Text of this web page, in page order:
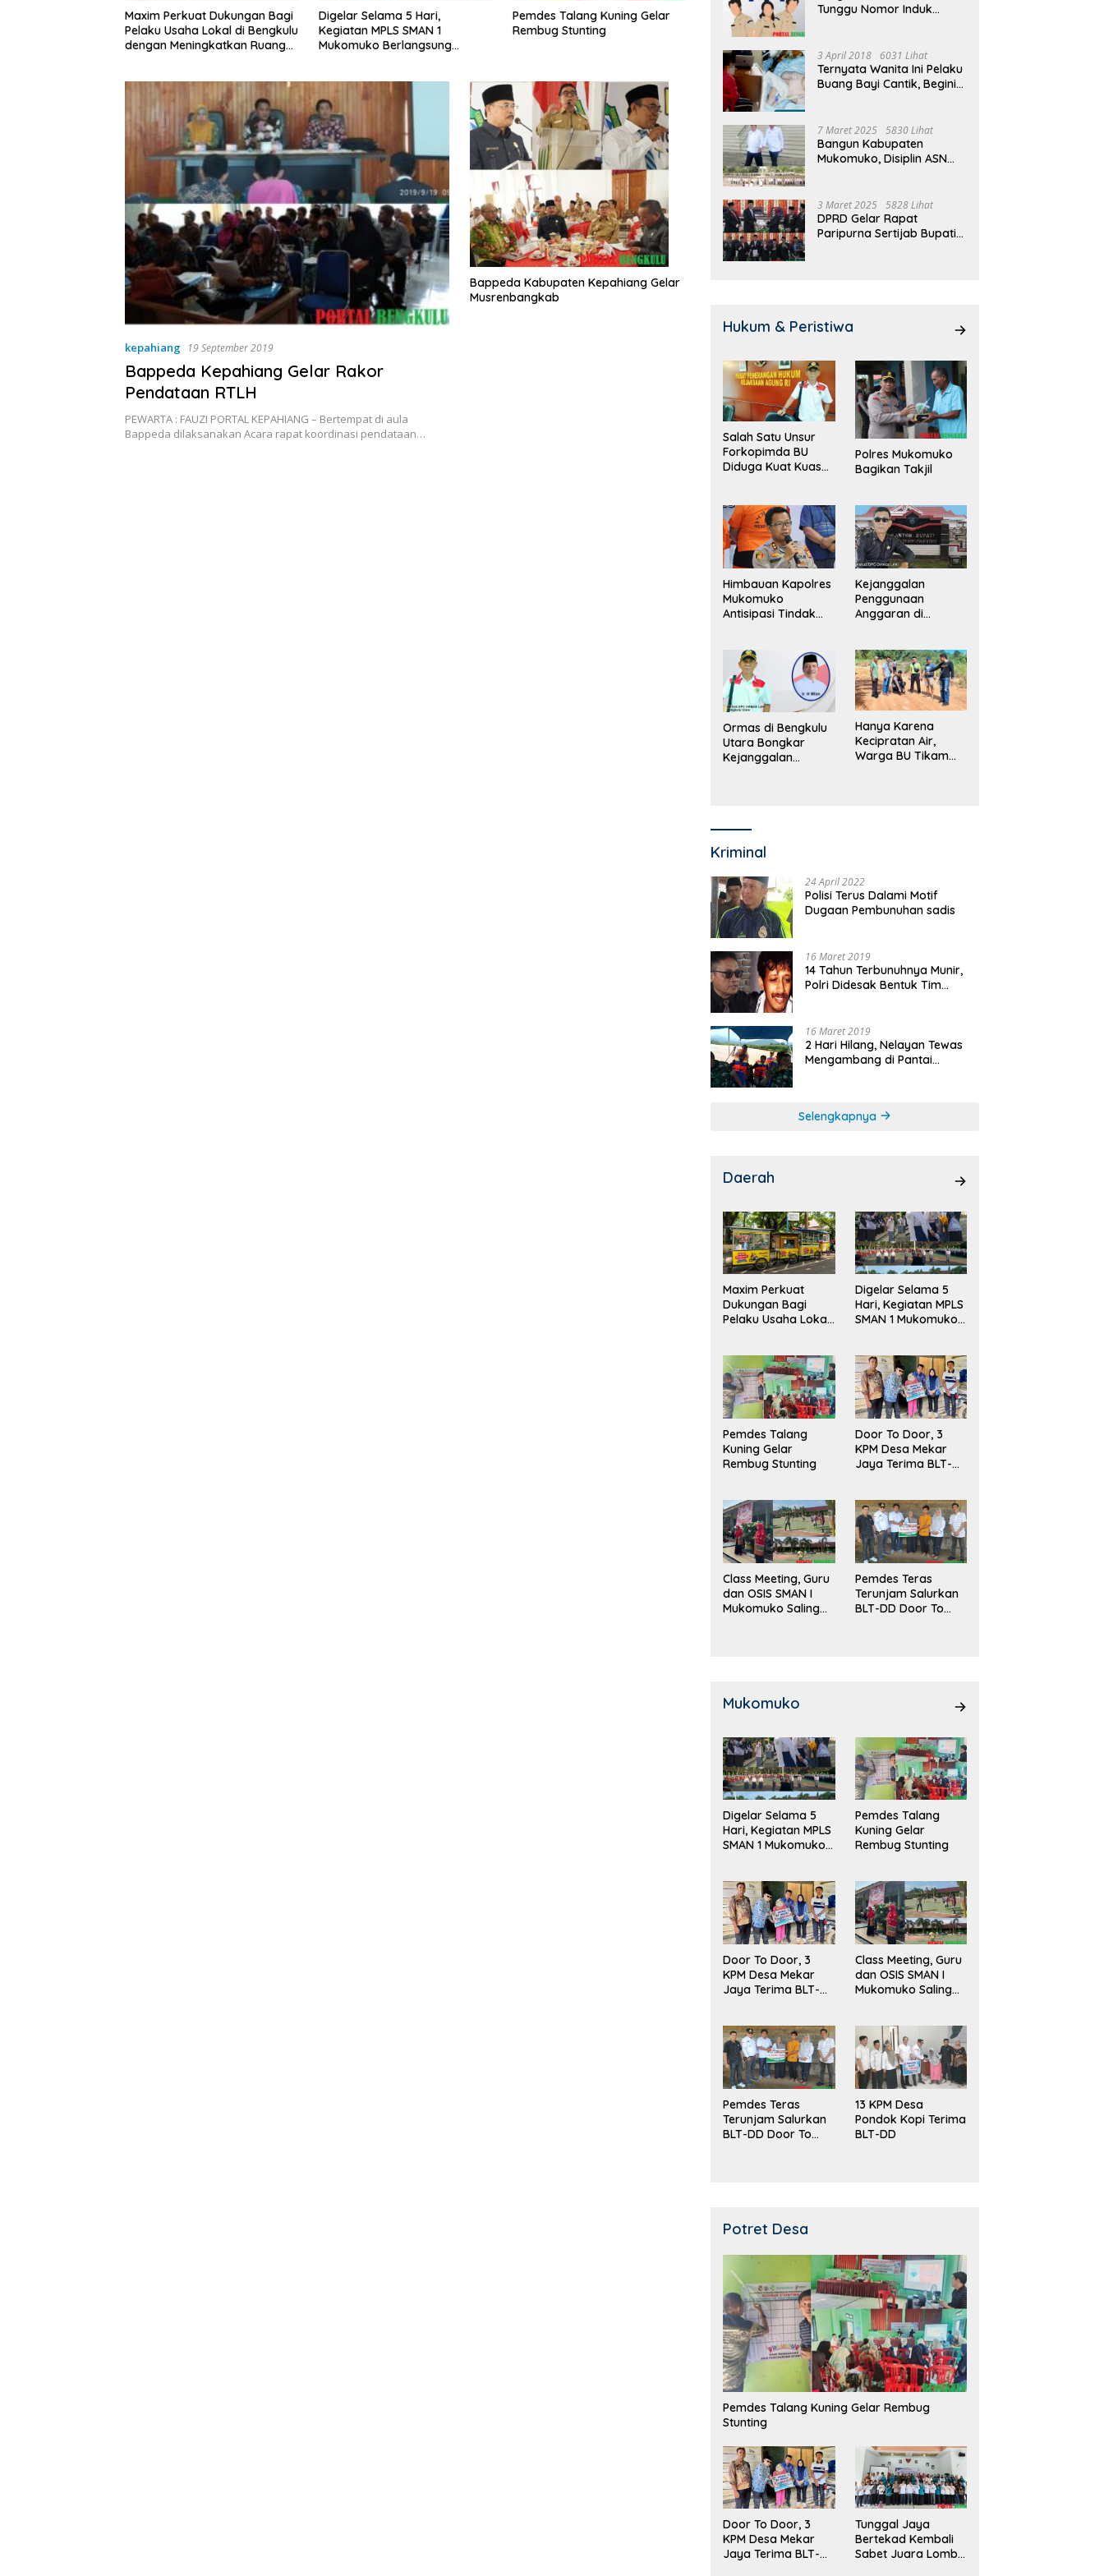
Digelar Selama 5 Hari,
Kegiatan MPLS SMAN 1
Mukomuko Berlangsung
Pemdes Talang Kuning Gelar
Rembug Stunting
Door To Door, 3 KPM Desa
Mekar Jaya Terima BLT-DD!
Class Meeting, Guru dan OSIS
SMAN I Mukomuko Saling
Pemdes Teras Terunjam
kepahiang 19 September 2019
Bappeda Kepahiang Gelar Rakor
Pendataan RTLH
PEWARTA : FAUZI PORTAL KEPAHIANG – Bertempat di aula
Bappeda dilaksanakan Acara rapat koordinasi pendataan…
Bappeda Kabupaten Kepahiang Gelar
Musrenbangkab
Tunggu Nomor Induk
3 April 2018 6031 Lihat
Ternyata Wanita Ini Pelaku
Buang Bayi Cantik, Begini
7 Maret 2025 5830 Lihat
Bangun Kabupaten
Mukomuko, Disiplin ASN
3 Maret 2025 5828 Lihat
DPRD Gelar Rapat
Paripurna Sertijab Bupati
Hukum & Peristiwa
Salah Satu Unsur
Forkopimda BU
Diduga Kuat Kuasai
Laki Lapor
Kejagung
Polres Mukomuko
Bagikan Takjil
Himbauan Kapolres
Mukomuko
Antisipasi Tindak
Orang
Kejanggalan
Penggunaan
Anggaran di
Bakal Dibongkar
Ormas di Bengkulu
Utara Bongkar
Kejanggalan
Hanya Karena
Kecipratan Air,
Warga BU Tikam
Kriminal
24 April 2022
Polisi Terus Dalami Motif
Dugaan Pembunuhan sadis
16 Maret 2019
14 Tahun Terbunuhnya Munir,
Polri Didesak Bentuk Tim
16 Maret 2019
2 Hari Hilang, Nelayan Tewas
Mengambang di Pantai
Selengkapnya
Daerah
Maxim Perkuat
Dukungan Bagi
Pelaku Usaha Lokal
Ruang Publik dan
Kebersihan Pasar
Digelar Selama 5
Hari, Kegiatan MPLS
SMAN 1 Mukomuko
Pemdes Talang
Kuning Gelar
Rembug Stunting
Door To Door, 3
KPM Desa Mekar
Jaya Terima BLT-
Class Meeting, Guru
dan OSIS SMAN I
Mukomuko Saling
Pemdes Teras
Terunjam Salurkan
BLT-DD Door To
Mukomuko
Digelar Selama 5
Hari, Kegiatan MPLS
SMAN 1 Mukomuko
Pemdes Talang
Kuning Gelar
Rembug Stunting
Door To Door, 3
KPM Desa Mekar
Jaya Terima BLT-
Class Meeting, Guru
dan OSIS SMAN I
Mukomuko Saling
Pemdes Teras
Terunjam Salurkan
BLT-DD Door To
13 KPM Desa
Pondok Kopi Terima
BLT-DD
Potret Desa
Pemdes Talang Kuning Gelar Rembug
Stunting
Door To Door, 3
KPM Desa Mekar
Jaya Terima BLT-
Tunggal Jaya
Bertekad Kembali
Sabet Juara Lomba